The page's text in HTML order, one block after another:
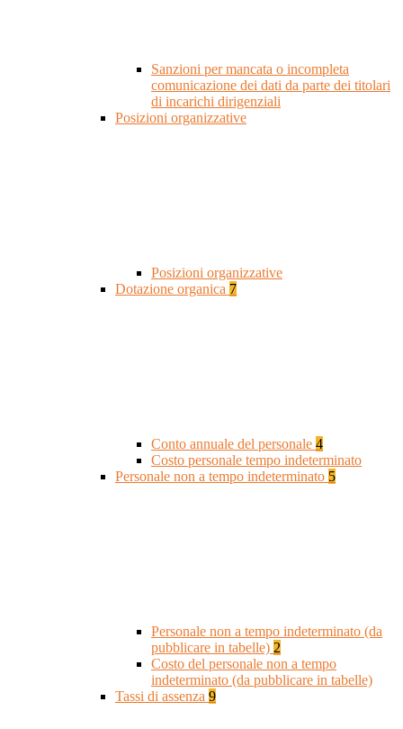
Sanzioni per mancata o incompleta
comunicazione dei dati da parte dei titolari
di incarichi dirigenziali
Posizioni organizzative
Posizioni organizzative
Dotazione organica 7
Conto annuale del personale 4
Costo personale tempo indeterminato
Personale non a tempo indeterminato 5
Personale non a tempo indeterminato (da
pubblicare in tabelle) 2
Costo del personale non a tempo
indeterminato (da pubblicare in tabelle)
Tassi di assenza 9